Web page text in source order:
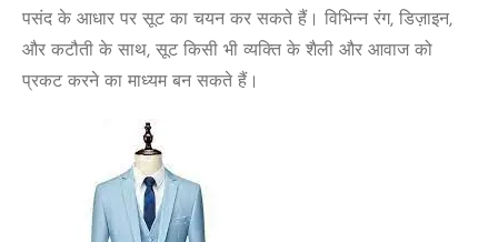
पसंद के आधार पर सूट का चयन कर सकते हैं। विभिन्न रंग, डिज़ाइन,
और कटौती के साथ, सूट किसी भी व्यक्ति के शैली और आवाज को
प्रकट करने का माध्यम बन सकते हैं।